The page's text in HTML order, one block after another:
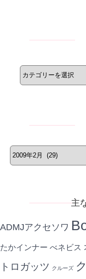
主
ADMJアクセソワ
たかインナー べネビス
トロガッツ クルーズ